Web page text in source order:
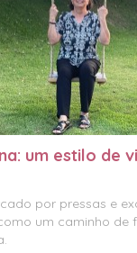
um estilo de
por pressas e
um caminho de